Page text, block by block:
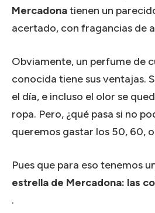
Mercadonatienen un
acertado, con fragancias de
Obviamente, un perfume de
conocida tiene sus ventajas.
el día, e incluso el olor se
ropa. Pero, ¿qué pasa si no
queremos gastar los 50, 60,
Pues que para eso tenemos
estrella de Mercadona: las
.